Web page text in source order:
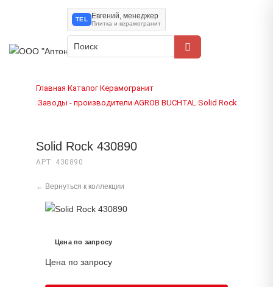
TEL Евгений, менеджер
Плитка и керамогранит
Главная›Каталог›Керамогранит
›Заводы - производители›AGROB BUCHTAL›Solid Rock
Solid Rock 430890
АРТ. 430890
← Вернуться к коллекции
Цена по запросу
Цена по запросу